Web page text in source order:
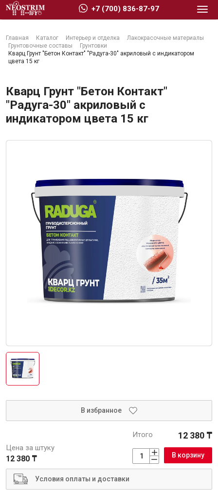
Главная Каталог Интерьер и отделка
Лакокрасочные материалы
Грунтовочные составы
Грунтовки
Кварц Грунт "Бетон Контакт" "Радуга-30" акриловый с индикатором
цвета 15 кг
Кварц Грунт "Бетон Контакт"
"Радуга-30" акриловый с
индикатором цвета 15 кг
В избранное
Цена за штуку
12 380 ₸
Итого 12 380 ₸
В корзину
Условия оплаты и доставки
+7 (700) 836-87-97
Стройматериалы
Сухие строительные смеси
Интерьер и отделка
Лакокрасочные материалы
Герметики
Клеи, жидкие гвозди
Инженерные системы
Водоснабжение и водоотведение